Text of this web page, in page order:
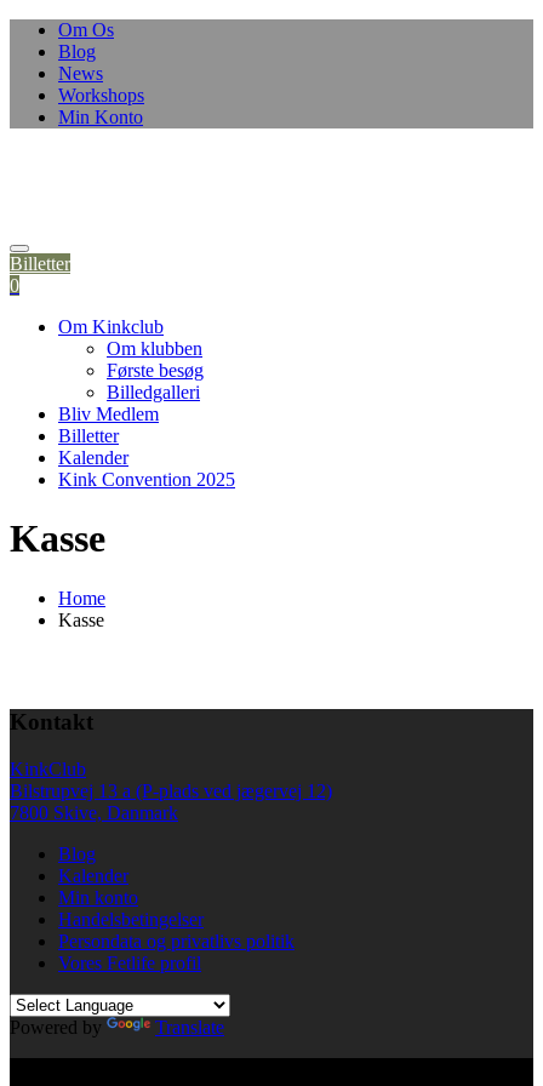
Skip
content
Om Os
Blog
News
Workshops
Min Konto
Billetter
0
Om Kinkclub
Om klubben
Første besøg
Billedgalleri
Bliv Medlem
Billetter
Kalender
Kink Convention 2025
Kasse
Home
Kasse
Kontakt
KinkClub
Bilstrupvej 13 a (P-plads ved jægervej 12)
7800 Skive, Danmark
Blog
Kalender
Min konto
Handelsbetingelser
Persondata og privatlivs politik
Vores Fetlife profil
Powered by
Translate